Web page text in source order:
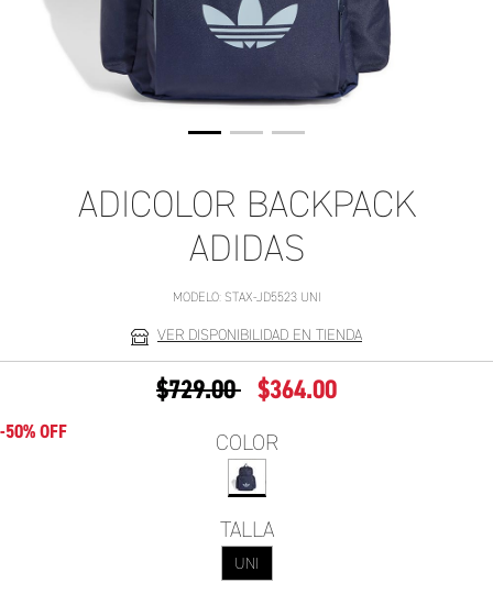
ADICOLOR BACKPACK
ADIDAS
MODELO: STAX-JD5523 UNI
VER DISPONIBILIDAD EN TIENDA
PRECIO REDUCIDO DE
$729.00A $364.00
-50% OFF COLOR
TALLA
UNI